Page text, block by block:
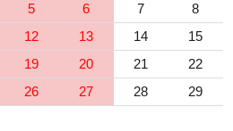
5 6 7
8
12 13 14
15
19 20 21
22
26 27 28
29